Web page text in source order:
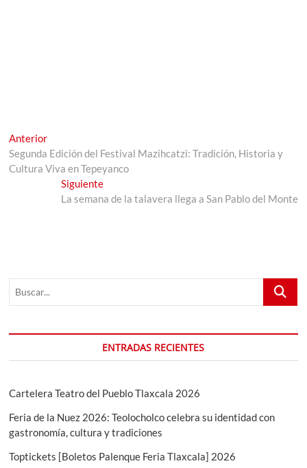
Navegación
de
entradas
AnteriorEntrada
anterior:
Segunda Edición del Festival Mazihcatzi: Tradición, Historia y
Cultura Viva en Tepeyanco
SiguienteEntrada
siguiente:
La semana de la talavera llega a San Pablo del Monte
Buscar...
ENTRADAS RECIENTES
Cartelera Teatro del Pueblo Tlaxcala 2026
Feria de la Nuez 2026: Teolocholco celebra su identidad con
gastronomía, cultura y tradiciones
Toptickets [Boletos Palenque Feria Tlaxcala] 2026